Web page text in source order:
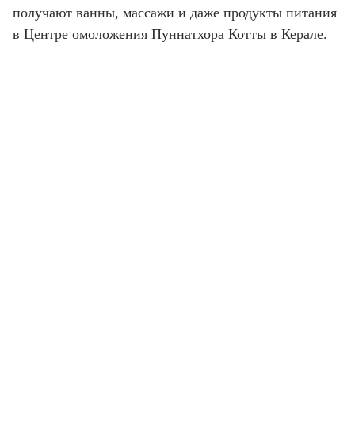
получают ванны, массажи и даже продукты питания
в Центре омоложения Пуннатхора Котты в Керале.